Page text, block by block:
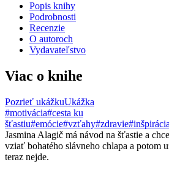
Popis knihy
Podrobnosti
Recenzie
O autoroch
Vydavateľstvo
Viac o knihe
Pozrieť ukážkuUkážka
#motivácia#cesta ku
šťastiu#emócie#vzťahy#zdravie#inšpirácia
Jasmina Alagič má návod na šťastie a
vziať bohatého slávneho chlapa a potom
teraz nejde.